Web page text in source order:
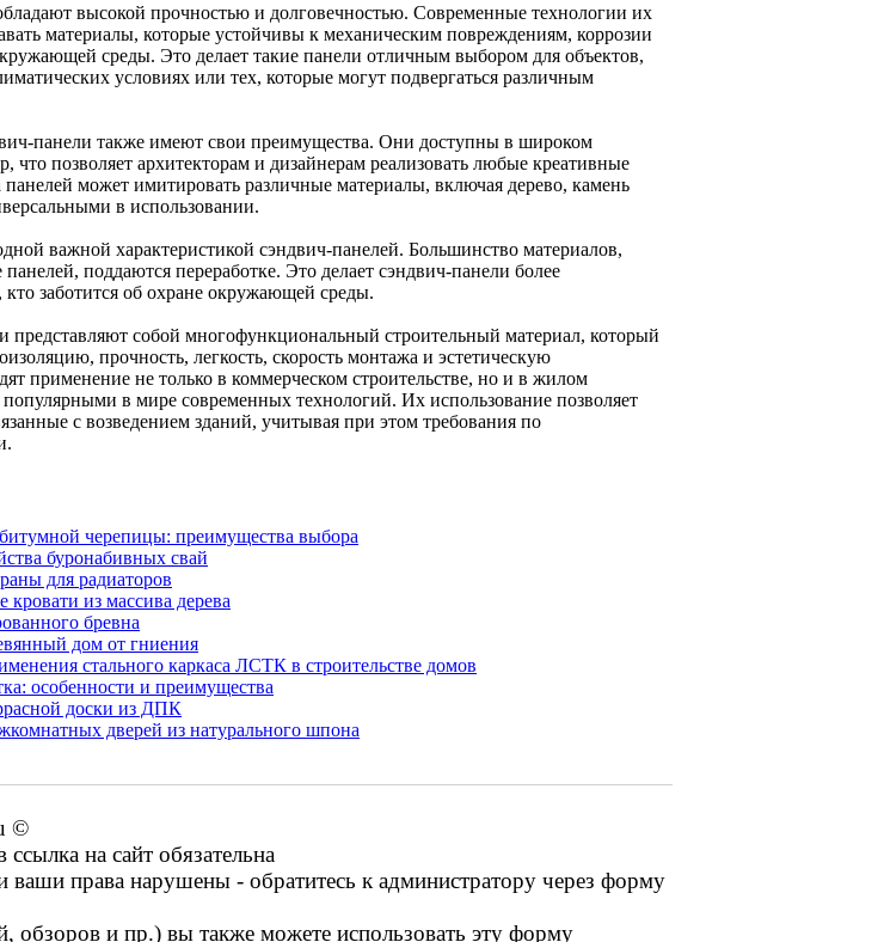
высокой прочностью и долговечностью. Современные технологии их
материалы, которые устойчивы к механическим повреждениям, коррозии
среды. Это делает такие панели отличным выбором для объектов,
условиях или тех, которые могут подвергаться различным
панели также имеют свои преимущества. Они доступны в широком
что позволяет архитекторам и дизайнерам реализовать любые креативные
может имитировать различные материалы, включая дерево, камень
в использовании.
важной характеристикой сэндвич-панелей. Большинство материалов,
поддаются переработке. Это делает сэндвич-панели более
заботится об охране окружающей среды.
представляют собой многофункциональный строительный материал, который
прочность, легкость, скорость монтажа и эстетическую
применение не только в коммерческом строительстве, но и в жилом
популярными в мире современных технологий. Их использование позволяет
с возведением зданий, учитывая при этом требования по
черепицы: преимущества выбора
буронабивных свай
для радиаторов
кровати из массива дерева
бревна
дом от гниения
стального каркаса ЛСТК в строительстве домов
особенности и преимущества
доски из ДПК
дверей из натурального шпона
©
на сайт обязательна
ваши права нарушены - обратитесь к администратору через форму
обзоров и пр.) вы также можете использовать эту форму